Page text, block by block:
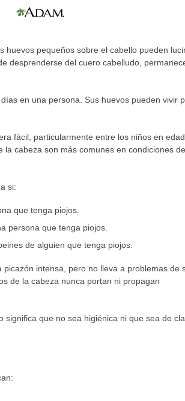
huevos pequeños sobre el cabello pueden
desprenderse del cuero cabelludo,
en una persona. Sus huevos pueden vivir
fácil, particularmente entre los niños en edad
cabeza son más comunes en condiciones de
si:
que tenga piojos.
persona que tenga piojos.
de alguien que tenga piojos.
intensa, pero no lleva a problemas de
de la cabeza nunca portan ni propagan
que no sea higiénica ni que sea de